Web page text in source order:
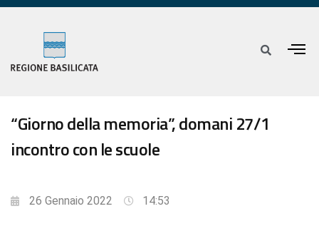
“Giorno della memoria”, domani 27/1
incontro con le scuole
26 Gennaio 2022 14:53